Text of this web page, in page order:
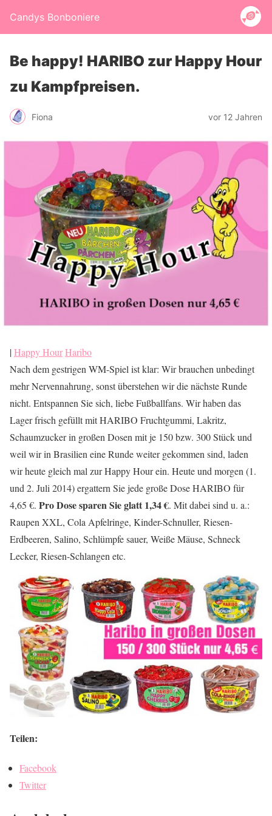
Candys Bonboniere
Be happy! HARIBO zur Happy Hour
zu Kampfpreisen.
Fiona vor 12 Jahren
|Happy HourHaribo
Nach dem gestrigen WM-Spiel ist klar: Wir brauchen unbedingt
mehr Nervennahrung, sonst überstehen wir die nächste Runde
nicht. Entspannen Sie sich, liebe Fußballfans. Wir haben das
Lager frisch gefüllt mit HARIBO Fruchtgummi, Lakritz,
Schaumzucker in großen Dosen mit je 150 bzw. 300 Stück und
weil wir in Brasilien eine Runde weiter gekommen sind, laden
wir heute gleich mal zur Happy Hour ein. Heute und morgen (1.
und 2. Juli 2014) ergattern Sie jede große Dose HARIBO für
4,65 €. Pro Dose sparen Sie glatt 1,34 €. Mit dabei sind u. a.:
Raupen XXL, Cola Apfelringe, Kinder-Schnuller, Riesen-
Erdbeeren, Salino, Schlümpfe sauer, Weiße Mäuse, Schneck
Lecker, Riesen-Schlangen etc.
Teilen:
Facebook
Twitter